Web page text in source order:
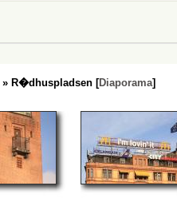
» R�dhuspladsen [Diaporama]